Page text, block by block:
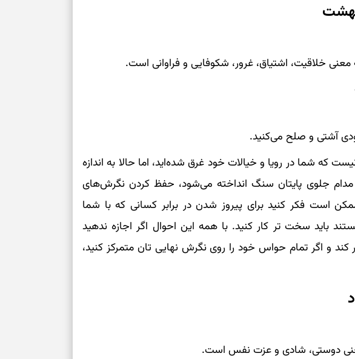
معنی خلاقیت، اشتیاق، غرور، شکوفایی و فراوانی است.
آشتی و صلح می‌کنید.
که شما در رویا و خیالات خود غرق شده‌اید، اما حالا به اندازه
جلوی پایتان سنگ انداخته می‌شود، حفظ کردن نگرش‌های
است فکر کنید برای پیروز شدن در برابر کسانی که با شما
باید سخت تر کار کنید. با همه این احوال اگر اجازه ندهید
کند و اگر تمام حواس خود را روی نگرش نهایی تان متمرکز کنید،
دوستی، شادی و عزت نفس است.